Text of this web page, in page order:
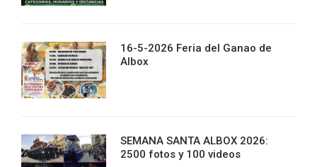
16-5-2026 Feria del Ganao de
Albox
SEMANA SANTA ALBOX 2026:
2500 fotos y 100 videos